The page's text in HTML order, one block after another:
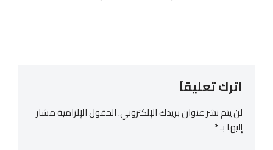
اترك تعليقاً
لن يتم نشر عنوان بريدك الإلكتروني.الحقول الإلزامية مشار
إليها بـ*